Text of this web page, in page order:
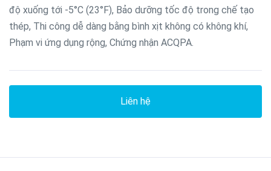
độ xuống tới -5°C (23°F), Bảo dưỡng tốc độ trong chế tạo
thép, Thi công dễ dàng bằng bình xịt không có không khí,
Phạm vi ứng dụng rộng, Chứng nhận ACQPA.
Liên hệ